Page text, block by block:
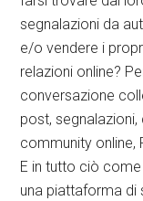
segnalazioni da
e/o vendere i
relazioni online?
conversazione
post,
community online,
E in tutto ciò
una piattaforma di